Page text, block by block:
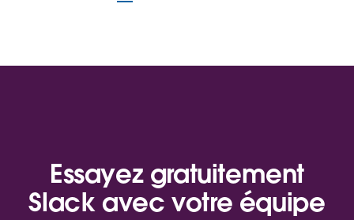
Essayez gratuitement
Slack avec votre équipe